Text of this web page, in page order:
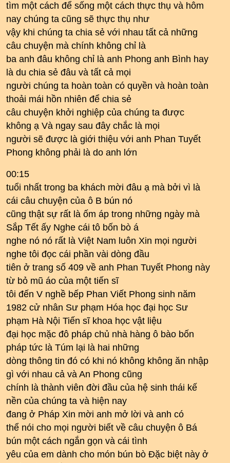
tìm một cách để sống một cách thực thụ và hôm
nay chúng ta cũng sẽ thực thụ như
vậy khi chúng ta chia sẻ với nhau tất cả những
câu chuyện mà chính không chỉ là
ba anh đâu không chỉ là anh Phong anh Bình hay
là du chia sẻ đâu và tất cả mọi
người chúng ta hoàn toàn có quyền và hoàn toàn
thoải mái hồn nhiên để chia sẻ
câu chuyện khởi nghiệp của chúng ta được
không ạ Và ngay sau đây chắc là mọi
người sẽ được là giới thiệu với anh Phan Tuyết
Phong không phải là do anh lớn
00:15
tuổi nhất trong ba khách mời đâu ạ mà bởi vì là
cái câu chuyện của ô B bún nó
cũng thật sự rất là ốm áp trong những ngày mà
Sắp Tết ấy Nghe cái tô bốn bò á
nghe nó nó rất là Việt Nam luôn Xin mọi người
nghe tôi đọc cái phần vài dòng đầu
tiên ở trang số 409 về anh Phan Tuyết Phong này
từ bỏ mũ áo của một tiến sĩ
tôi đến V nghề bếp Phan Viết Phong sinh năm
1982 cử nhân Sư phạm Hóa học đại học Sư
phạm Hà Nội Tiến sĩ khoa học vật liệu
đại học mặc đô pháp chủ nhà hàng ô bào bốn
pháp tức là Túm lại là hai những
dòng thông tin đó có khi nó không không ăn nhập
gì với nhau cả và An Phong cũng
chính là thành viên đời đầu của hệ sinh thái kế
nền của chúng ta và hiện nay
đang ở Pháp Xin mời anh mở lời và anh có
thể nói cho mọi người biết về câu chuyện ô Bá
bún một cách ngắn gọn và cái tình
yêu của em dành cho món bún bò Đặc biệt này ở